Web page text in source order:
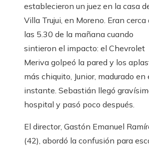
establecieron un juez en la casa
Villa Trujui, en Moreno. Eran cerca
las 5.30 de la mañana cuando
sintieron el impacto: el Chevrolet
Meriva golpeó la pared y los
más chiquito, Junior, madurado en
instante. Sebastián llegó
hospital y pasó poco después.
El director, Gastón Emanuel
(42), abordó la confusión para